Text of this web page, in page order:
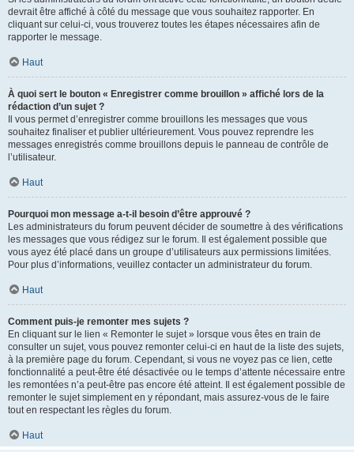
devrait être affiché à côté du message que vous souhaitez rapporter. En
cliquant sur celui-ci, vous trouverez toutes les étapes nécessaires afin de
rapporter le message.
Haut
À quoi sert le bouton « Enregistrer comme brouillon » affiché lors de la
rédaction d’un sujet ?
Il vous permet d’enregistrer comme brouillons les messages que vous
souhaitez finaliser et publier ultérieurement. Vous pouvez reprendre les
messages enregistrés comme brouillons depuis le panneau de contrôle de
l’utilisateur.
Haut
Pourquoi mon message a-t-il besoin d’être approuvé ?
Les administrateurs du forum peuvent décider de soumettre à des vérifications
les messages que vous rédigez sur le forum. Il est également possible que
vous ayez été placé dans un groupe d’utilisateurs aux permissions limitées.
Pour plus d’informations, veuillez contacter un administrateur du forum.
Haut
Comment puis-je remonter mes sujets ?
En cliquant sur le lien « Remonter le sujet » lorsque vous êtes en train de
consulter un sujet, vous pouvez remonter celui-ci en haut de la liste des sujets,
à la première page du forum. Cependant, si vous ne voyez pas ce lien, cette
fonctionnalité a peut-être été désactivée ou le temps d’attente nécessaire entre
les remontées n’a peut-être pas encore été atteint. Il est également possible de
remonter le sujet simplement en y répondant, mais assurez-vous de le faire
tout en respectant les règles du forum.
Haut